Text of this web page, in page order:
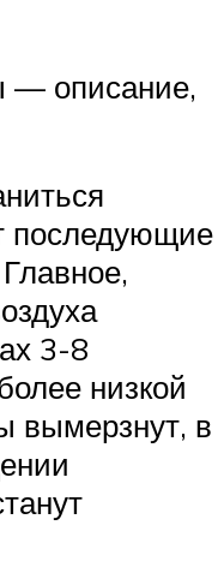
— описание,
последующие
3-8
низкой
вымерзнут, в